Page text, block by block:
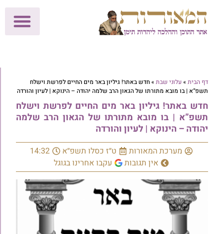
דף הבית » עלוני שבת »חדש באתר! גיליון באר מים החיים לפרשת וישלח
תשפ”א | בו מובא מתורתו של הגאון הרב שלמה יהודה – הינוקא | לעיון והורדה
חדש באתר! גיליון באר מים החיים לפרשת וישלח
תשפ”א | בו מובא מתורתו של הגאון הרב שלמה
יהודה – הינוקא | לעיון והורדה
מערכת המאורות ט״ז כסלו תשפ״א
14:32
אין תגובות
עקבו אחרינו בגוגל